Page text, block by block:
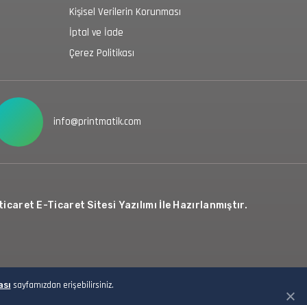
sayfamızdan erişebilirsiniz.
Kişisel Verilerin Korunması
İptal ve İade
Çerez Politikası
info@printmatik.com
E-Ticaret Sitesi Yazılımı İle Hazırlanmıştır.